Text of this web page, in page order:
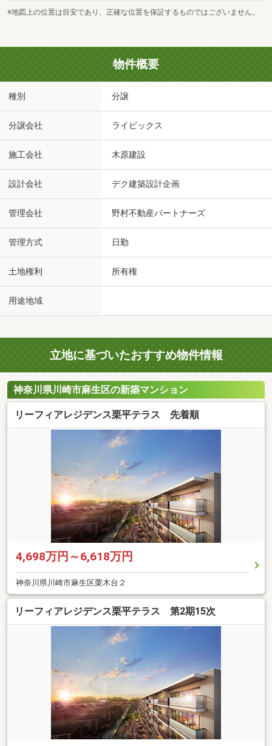
※地図上の位置は目安であり、正確な位置を保証するものではございません。
物件概要
種別 分譲
分譲会社 ライビックス
施工会社 木原建設
設計会社 デク建築設計企画
管理会社 野村不動産パートナーズ
管理方式 日勤
土地権利 所有権
用途地域
立地に基づいたおすすめ物件情報
神奈川県川崎市麻生区の新築マンション
リーフィアレジデンス栗平テラス 先着順
4,698万円～6,618万円
神奈川県川崎市麻生区栗木台２
リーフィアレジデンス栗平テラス 第2期15次